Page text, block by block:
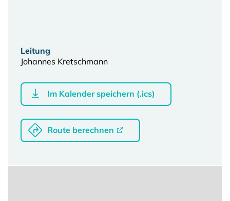
Leitung
Johannes Kretschmann
Im Kalender speichern (.ics)
Route berechnen